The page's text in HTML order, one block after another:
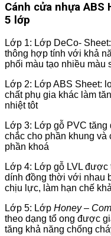
Cánh cửa nhựa ABS
5 lớp
Lớp 1: Lớp DeCo-
thông hợp tính với khả
phối màu tạo nhiều màu
Lớp 2: Lớp ABS Sheet:
chất phụ gia khác làm
nhiệt tôt
Lớp 3: Lớp gỗ PVC
chắc cho phần khung và
phần khoá
Lớp 4: Lớp gỗ LVL được
dính đồng thời với nhau
chịu lực, làm hạn chế
Lớp 5: Lớp Honey –
theo dạng tổ ong được
tăng khả năng chống